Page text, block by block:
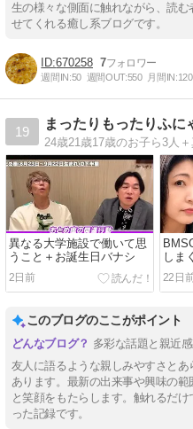
生の様々な側面に触れながら、読
せてくれる癒し系ブログです。
670258 7
週間IN:50 週間OUT:550 月間IN:120
19
まったりもったりふに
異なる大学施設で働いて思
うこと＋お誕生日バナシ
2日前
しま
った
22日
このブログのここがポイント
多彩な話題と親近
友人に語るような親しみやすさと
あります。最新の出来事や興味の
と笑顔をもたらします。触れるだ
った記録です。